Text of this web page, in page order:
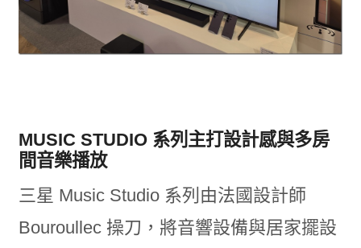
MUSIC STUDIO 系列主打設計感與多房
間音樂播放
三星 Music Studio 系列由法國設計師
Bouroullec 操刀，將音響設備與居家擺設